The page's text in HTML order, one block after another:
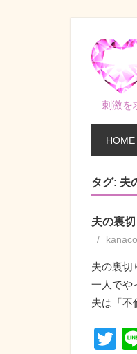
刺激を
HOME
タグ: 夫
夫の裏
kanaco
夫の裏切
一人でや
夫は「不